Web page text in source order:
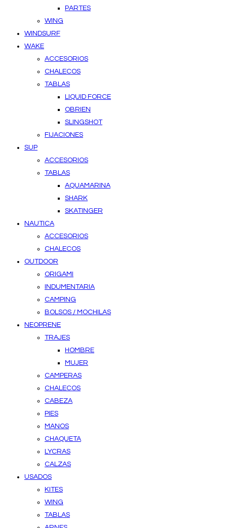
PARTES
WING
WINDSURF
WAKE
ACCESORIOS
CHALECOS
TABLAS
LIQUID FORCE
OBRIEN
SLINGSHOT
FIJACIONES
SUP
ACCESORIOS
TABLAS
AQUAMARINA
SHARK
SKATINGER
NAUTICA
ACCESORIOS
CHALECOS
OUTDOOR
ORIGAMI
INDUMENTARIA
CAMPING
BOLSOS / MOCHILAS
NEOPRENE
TRAJES
HOMBRE
MUJER
CAMPERAS
CHALECOS
CABEZA
PIES
MANOS
CHAQUETA
LYCRAS
CALZAS
USADOS
KITES
WING
TABLAS